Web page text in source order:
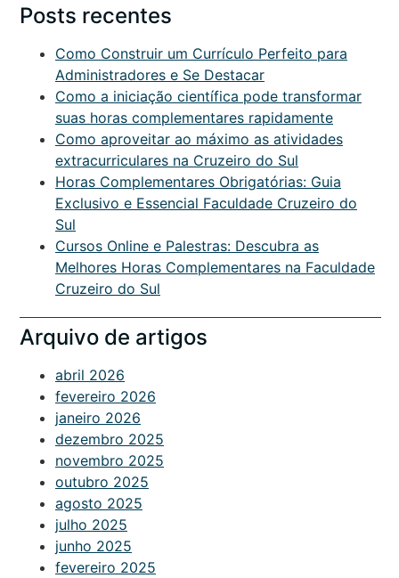
Posts recentes
Como Construir um Currículo Perfeito para
Administradores e Se Destacar
Como a iniciação científica pode transformar
suas horas complementares rapidamente
Como aproveitar ao máximo as atividades
extracurriculares na Cruzeiro do Sul
Horas Complementares Obrigatórias: Guia
Exclusivo e Essencial Faculdade Cruzeiro do
Sul
Cursos Online e Palestras: Descubra as
Melhores Horas Complementares na Faculdade
Cruzeiro do Sul
Arquivo de artigos
abril 2026
fevereiro 2026
janeiro 2026
dezembro 2025
novembro 2025
outubro 2025
agosto 2025
julho 2025
junho 2025
fevereiro 2025